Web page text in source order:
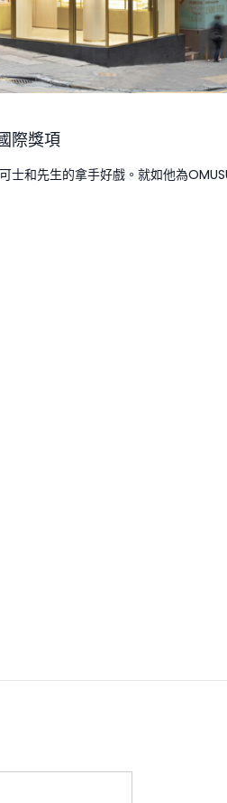
際獎項
和先生的拿手好戲。就如他為